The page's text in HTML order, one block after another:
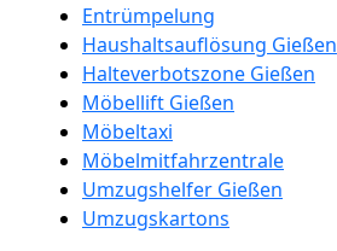
Entrümpelung
Haushaltsauflösung Gießen
Halteverbotszone Gießen
Möbellift Gießen
Möbeltaxi
Möbelmitfahrzentrale
Umzugshelfer Gießen
Umzugskartons